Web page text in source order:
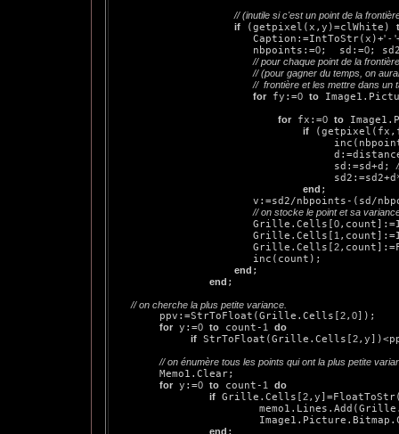
// (inutile si c'est un point de la
if (getpixel(x,y)=clWhite)
                       Caption:=IntToStr(x)+
' - '
                       nbpoints:=
0;  sd:=0;
// pour chaque point de la frontière
// (pour gagner du temps, on
//  frontière et les mettre dans un
for fy:=0 to
for fx:=0 to
if
                                    sd:=sd+d;
end ;
v:=sd2/nbpoints-(sd/
// on stocke le point et sa
                       Grille.Cells[
0
                       Grille.Cells[
1
                       Grille.Cells[
2
                       inc(count);
end ;
end ;
        // on cherche la plus petite variance.
ppv:=StrToFloat(Grille.Cells[ 2, 0 ]);
for y:=0 to count-1 do
if StrToFloat(Grille.Cells[ 2
// on énumère tous les points qui ont la plus petite
        Memo1.Clear;
for y:=0 to count-1 do
if Grille.Cells[ 2
end